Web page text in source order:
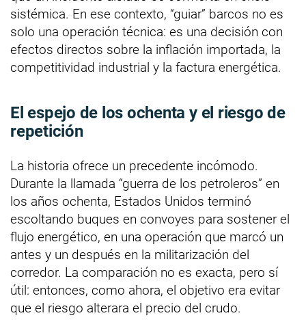
sistémica. En ese contexto, “guiar” barcos no es
solo una operación técnica: es una decisión con
efectos directos sobre la inflación importada, la
competitividad industrial y la factura energética.
El espejo de los ochenta y el riesgo de
repetición
La historia ofrece un precedente incómodo.
Durante la llamada “guerra de los petroleros” en
los años ochenta, Estados Unidos terminó
escoltando buques en convoyes para sostener el
flujo energético, en una operación que marcó un
antes y un después en la militarización del
corredor. La comparación no es exacta, pero sí
útil: entonces, como ahora, el objetivo era evitar
que el riesgo alterara el precio del crudo.